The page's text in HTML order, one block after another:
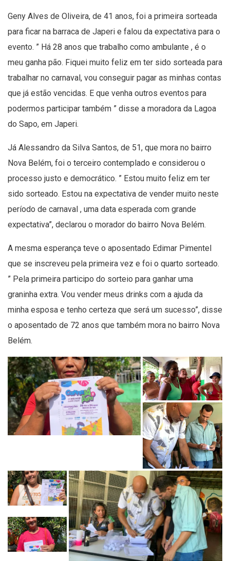
Geny Alves de Oliveira, de 41 anos, foi a primeira sorteada
para ficar na barraca de Japeri e falou da expectativa para o
evento. ” Há 28 anos que trabalho como ambulante , é o
meu ganha pão. Fiquei muito feliz em ter sido sorteada para
trabalhar no carnaval, vou conseguir pagar as minhas contas
que já estão vencidas. E que venha outros eventos para
podermos participar também ” disse a moradora da Lagoa
do Sapo, em Japeri.
Já Alessandro da Silva Santos, de 51, que mora no bairro
Nova Belém, foi o terceiro contemplado e considerou o
processo justo e democrático. ” Estou muito feliz em ter
sido sorteado. Estou na expectativa de vender muito neste
período de carnaval , uma data esperada com grande
expectativa”, declarou o morador do bairro Nova Belém.
A mesma esperança teve o aposentado Edimar Pimentel
que se inscreveu pela primeira vez e foi o quarto sorteado.
” Pela primeira participo do sorteio para ganhar uma
graninha extra. Vou vender meus drinks com a ajuda da
minha esposa e tenho certeza que será um sucesso”, disse
o aposentado de 72 anos que também mora no bairro Nova
Belém.